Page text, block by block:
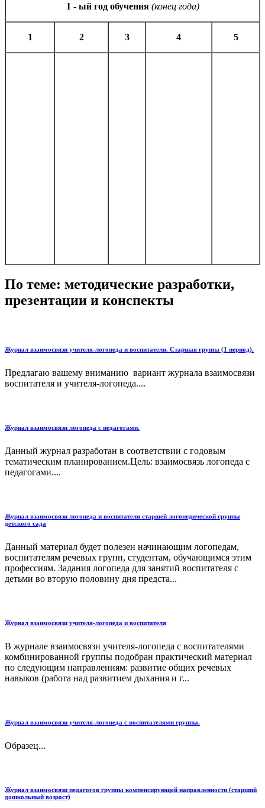
1 - ый год обучения (конец года)
1 2 3 4 5
По теме: методические разработки,
презентации и конспекты
Журнал взаимосвязи учителя-логопеда и воспитателя. Старшая группа (1 период).
Предлагаю вашему вниманию вариант журнала взаимосвязи
воспитателя и учителя-логопеда....
Журнал взаимосвязи логопеда с педагогами.
Данный журнал разработан в соответствии с годовым
тематическим планированием.Цель: взаимосвязь логопеда с
педагогами....
Журнал взаимосвязи логопеда и воспитателя старшей логопедической группы
детского сада
Данный материал будет полезен начинающим логопедам,
воспитателям речевых групп, студентам, обучающимся этим
профессиям. Задания логопеда для занятий воспитателя с
детьми во вторую половину дня предста...
Журнал взаимосвязи учителя-логопеда и воспитателя
В журнале взаимосвязи учителя-логопеда с воспитателями
комбинированной группы подобран практический материал
по следующим направлениям: развитие общих речевых
навыков (работа над развитием дыхания и г...
Журнал взаимосвязи учителя-логопеда с воспитателями группы.
Образец...
Журнал взаимосвязи педагогов группы компенсирующей направленности (старший
дошкольный возраст)